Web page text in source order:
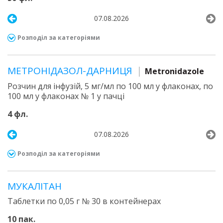
07.08.2026
Розподіл за категоріями
МЕТРОНІДАЗОЛ-ДАРНИЦЯ
Metronidazole
Розчин для інфузій, 5 мг/мл по 100 мл у флаконах, по
100 мл у флаконах № 1 у пачці
4 фл.
07.08.2026
Розподіл за категоріями
МУКАЛІТАН
Таблетки по 0,05 г № 30 в контейнерах
10 пак.